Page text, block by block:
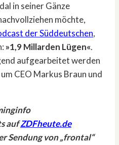
in seiner Gänze
möchte,
der Süddeutschen,
»1,9 Millarden Lügen«.
aufgearbeitet werden
CEO Markus Braun und
aufZDFheute.de
Sendung von „frontal“